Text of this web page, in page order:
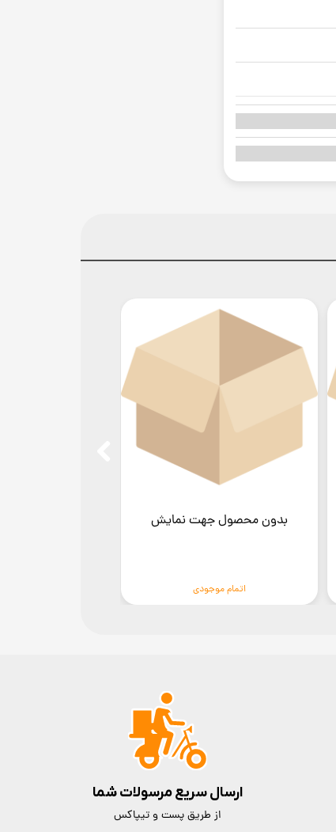
بدون محصول جهت نمایش
اتمام موجودی
ارسال سریع مرسولات شما
از طریق پست و تیپاکس